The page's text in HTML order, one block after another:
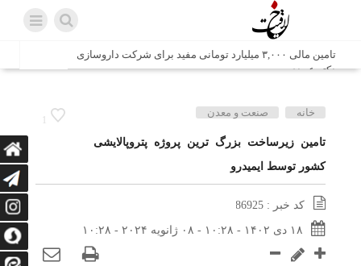
تامین مالی ۳,۰۰۰ میلیارد تومانی مفید برای شرکت داروسازی
دکتر عبیدی
شش وزیر کابینه پاکستان با حضور در سفارت ایران در اسلام
اتابک: ظرفیت های جدید همکاری‌های تجاری ایران و پاکستان با
محوریت بخش خصوصی فعال می‌شود
در مسیر جا‌مانده‌ها، دل‌ها به کربلا رسیده است
وزیر صمت خواستار پیگیری کانتینرهای ایرانی در بندر کراچی
شد / تجارت ۱۰ میلیارد دلاری ایران و پاکستان
1
خانه صنعت و معدن
تامین زیرساخت بزرگ ترین پروژه پتروپالایشی
کشور توسط ایمیدرو
کد خبر : 86925
۱۸ دی ۱۴۰۲ - ۱۰:۲۸ - ۰۸ ژانویه ۲۰۲۴ - ۱۰:۲۸